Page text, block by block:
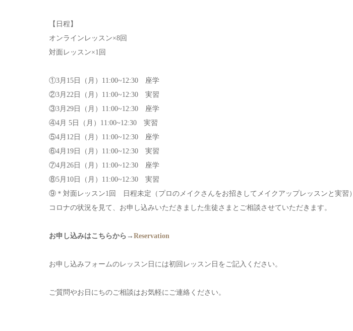
【日程】
オンラインレッスン×8回
対面レッスン×1回
①3月15日（月）11:00~12:30 座学
②3月22日（月）11:00~12:30 実習
③3月29日（月）11:00~12:30 座学
④4月 5日（月）11:00~12:30 実習
⑤4月12日（月）11:00~12:30 座学
⑥4月19日（月）11:00~12:30 実習
⑦4月26日（月）11:00~12:30 座学
⑧5月10日（月）11:00~12:30 実習
⑨＊対面レッスン1回 日程未定（プロのメイクさんをお招きしてメイクアップレッスンと実習）
コロナの状況を見て、お申し込みいただきました生徒さまとご相談させていただきます。
お申し込みはこちらから→ Reservation
お申し込みフォームのレッスン日には初回レッスン日をご記入ください。
ご質問やお日にちのご相談はお気軽にご連絡ください。